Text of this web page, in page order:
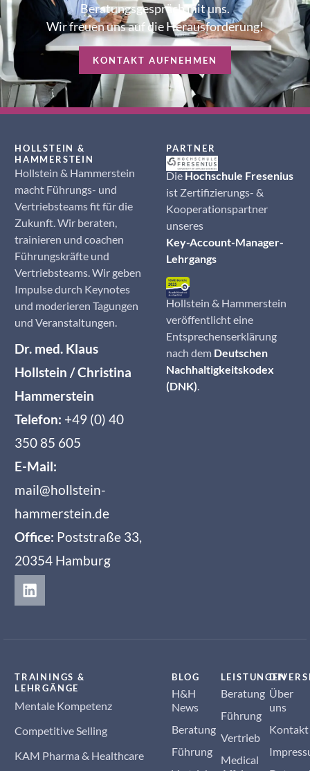
Beratungsgespräch mit uns.
Wir freuen uns auf die Herausforderung!
KONTAKT AUFNEHMEN
HOLLSTEIN &
HAMMERSTEIN
Hollstein & Hammerstein
macht Führungs- und
Vertriebsteams fit für die
Zukunft. Wir beraten,
trainieren und coachen
Führungskräfte und
Vertriebsteams. Wir geben
Impulse durch Keynotes
und moderieren Tagungen
und Veranstaltungen.
Dr. med. Klaus
Hollstein / Christina
Hammerstein
Telefon: +49 (0) 40
350 85 605
E-Mail:
mail@hollstein-
hammerstein.de
Office: Poststraße 33,
20354 Hamburg
PARTNER
DieHochschule Fresenius
ist Zertifizierungs- &
Kooperationspartner
unseres
Key-Account-Manager-
Lehrgangs
Hollstein & Hammerstein
veröffentlicht eine
Entsprechenserklärung
nach dem Deutschen
Nachhaltigkeitskodex
(DNK).
TRAININGS &
LEHRGÄNGE
Mentale Kompetenz
Competitive Selling
KAM Pharma & Healthcare
BLOG
H&H
News
Beratung
Führung
LEISTUNGEN
Beratung
Führung
Vertrieb
Medical
Über
uns
Kontakt